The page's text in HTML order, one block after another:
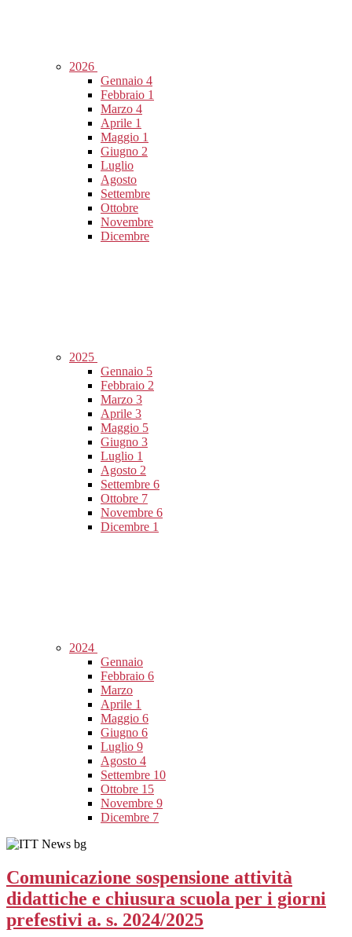
2026
Gennaio 4
Febbraio 1
Marzo 4
Aprile 1
Maggio 1
Giugno 2
Luglio
Agosto
Settembre
Ottobre
Novembre
Dicembre
2025
Gennaio 5
Febbraio 2
Marzo 3
Aprile 3
Maggio 5
Giugno 3
Luglio 1
Agosto 2
Settembre 6
Ottobre 7
Novembre 6
Dicembre 1
2024
Gennaio
Febbraio 6
Marzo
Aprile 1
Maggio 6
Giugno 6
Luglio 9
Agosto 4
Settembre 10
Ottobre 15
Novembre 9
Dicembre 7
Comunicazione sospensione attività
didattiche e chiusura scuola per i giorni
prefestivi a. s. 2024/2025